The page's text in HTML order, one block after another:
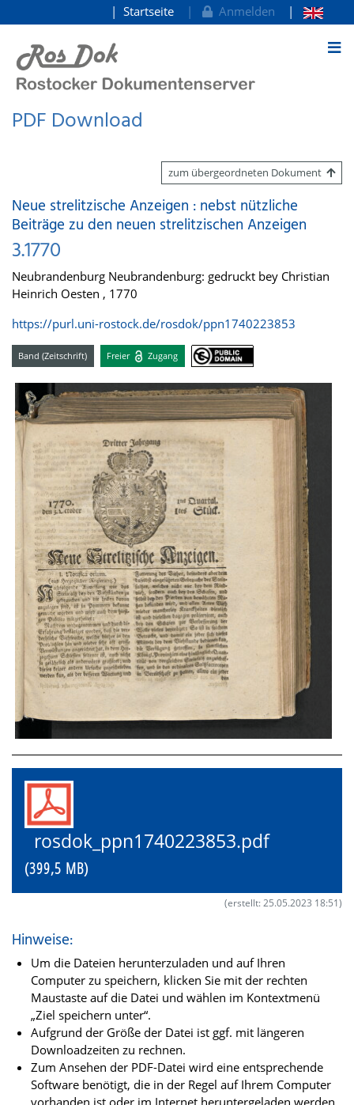
zum Inhalt
Startseite Anmelden
PDF Download
zum übergeordneten Dokument
Neue strelitzische Anzeigen : nebst nützliche
Beiträge zu den neuen strelitzischen Anzeigen
3.1770
Neubrandenburg Neubrandenburg: gedruckt bey Christian
Heinrich Oesten , 1770
https://purl.uni-rostock.de/rosdok/ppn1740223853
Band (Zeitschrift) Freier Zugang
rosdok_ppn1740223853.pdf
(399,5 MB)
(erstellt: 25.05.2023 18:51)
Hinweise:
Um die Dateien herunterzuladen und auf Ihren
Computer zu speichern, klicken Sie mit der rechten
Maustaste auf die Datei und wählen im Kontextmenü
„Ziel speichern unter“.
Aufgrund der Größe der Datei ist ggf. mit längeren
Downloadzeiten zu rechnen.
Zum Ansehen der PDF-Datei wird eine entsprechende
Software benötigt, die in der Regel auf Ihrem Computer
vorhanden ist oder im Internet heruntergeladen werden